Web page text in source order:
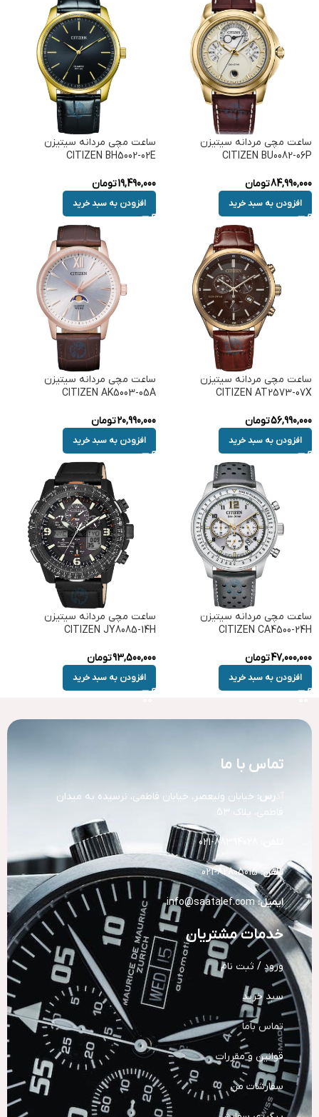
ساعت مچی مردانه سیتیزن
CITIZEN BU0082-06P
84,990,000تومان
افزودن به سبد خرید
ساعت مچی مردانه سیتیزن
CITIZEN BH5002-02E
19,490,000تومان
افزودن به سبد خرید
ساعت مچی مردانه سیتیزن
CITIZEN AT2573-07X
56,990,000تومان
افزودن به سبد خرید
ساعت مچی مردانه سیتیزن
CITIZEN AK5003-05A
20,990,000تومان
افزودن به سبد خرید
ساعت مچی مردانه سیتیزن
CITIZEN CA4500-24H
47,000,000تومان
افزودن به سبد خرید
ساعت مچی مردانه سیتیزن
CITIZEN JY8085-14H
93,500,000تومان
افزودن به سبد خرید
تماس با ما
رس: خیابان ولیعصر، خیابان فاطمی، نرسیده به میدان
فاطمی، پلاک 53
تلفن:82805015-021
ایمیل: info@saatalef.com
خدمات مشتریان
ورود / ثبت نام
سبد خرید
تماس باما
قوانین و مقررات
سفارشات من